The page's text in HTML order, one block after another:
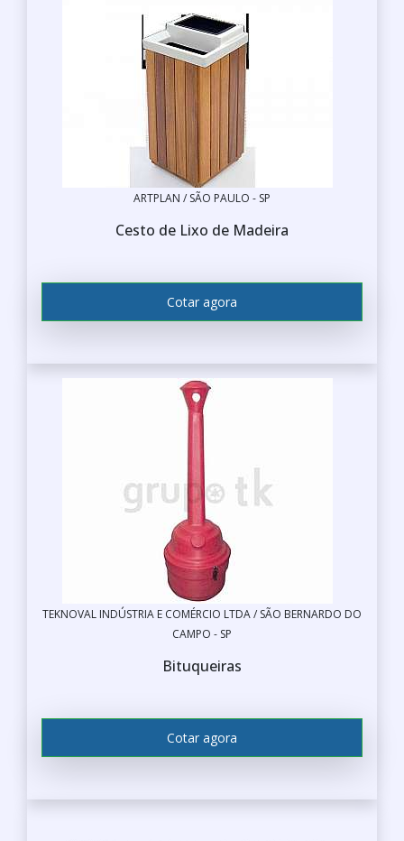
ARTPLAN / SÃO PAULO - SP
Cesto de Lixo de Madeira
Cotar agora
TEKNOVAL INDÚSTRIA E COMÉRCIO LTDA / SÃO BERNARDO DO
CAMPO - SP
Bituqueiras
Cotar agora